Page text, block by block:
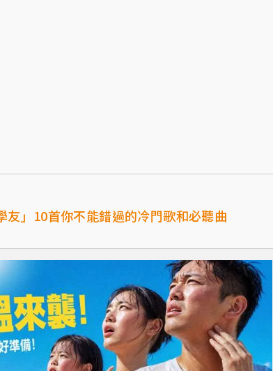
友」10首你不能錯過的冷門歌和必聽曲